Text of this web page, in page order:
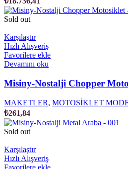
Sold out
Karşılaştır
Hızlı Alışveriş
Favorilere ekle
Devamını oku
Misiny-Nostalji Chopper
MAKETLER, MOTOSİKLET
₺261,84
Sold out
Karşılaştır
Hızlı Alışveriş
Favorilere ekle